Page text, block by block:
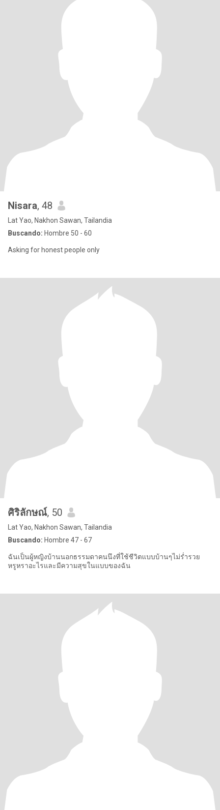
Nisara, 48
Lat Yao, Nakhon Sawan, Tailandia
Buscando: Hombre 50 - 60
Asking for honest people only
ศิริลักษณ์, 50
Lat Yao, Nakhon Sawan, Tailandia
Buscando: Hombre 47 - 67
ฉันเป็นผู้หญิงบ้านนอกธรรมดาคนนึงที่ใช้ชีวิตแบบบ้านๆไม่ร่ำรวย
หรูหราอะไรและมีความสุขในแบบของฉัน